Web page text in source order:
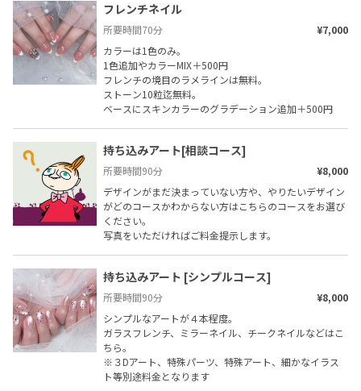
フレンチネイル
所要時間70分
¥7,000
カラーは1色のみ。
1色追加やカラーMIX＋500円
フレンチの境目のラメラインは無料。
ストーン10粒迄無料。
ベースにスキンカラーのグラデーション追加＋500円
持ち込みアート[相談コース]
所要時間90分
¥8,000
デザインがまだ決まっていない方や、やりたいデザイン
がどのコースかわからない方はこちらのコースをお選び
ください。
写真をいただければご料金提示します。
持ち込みアート [シンプルコース]
所要時間90分
¥8,000
シンプルなアートが４本程度。
ガラスフレンチ、ミラーネイル、チークネイルなどはこ
ちら。
※３Dアート、特殊パーツ、特殊アート、細かなイラス
ト等別途料金となります